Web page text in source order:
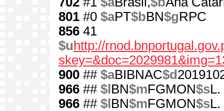
801 #0 $aPT$bBN$gRPC
856 41
$u http://
900 ## $aBIBNAC$d
966 ## $l BN$mFGMON$sL.
966 ## $l BN$mFGMON$sL.